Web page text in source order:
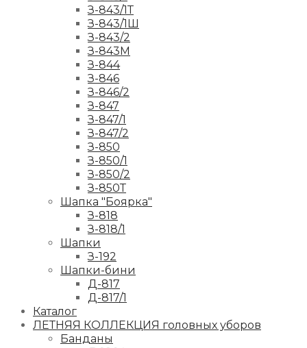
З-843/1Т
З-843/1Ш
З-843/2
З-843М
З-844
З-846
З-846/2
З-847
З-847/1
З-847/2
З-850
З-850/1
З-850/2
З-850Т
Шапка "Боярка"
З-818
З-818/1
Шапки
З-192
Шапки-бини
Д-817
Д-817/1
Каталог
ЛЕТНЯЯ КОЛЛЕКЦИЯ головных уборов
Банданы